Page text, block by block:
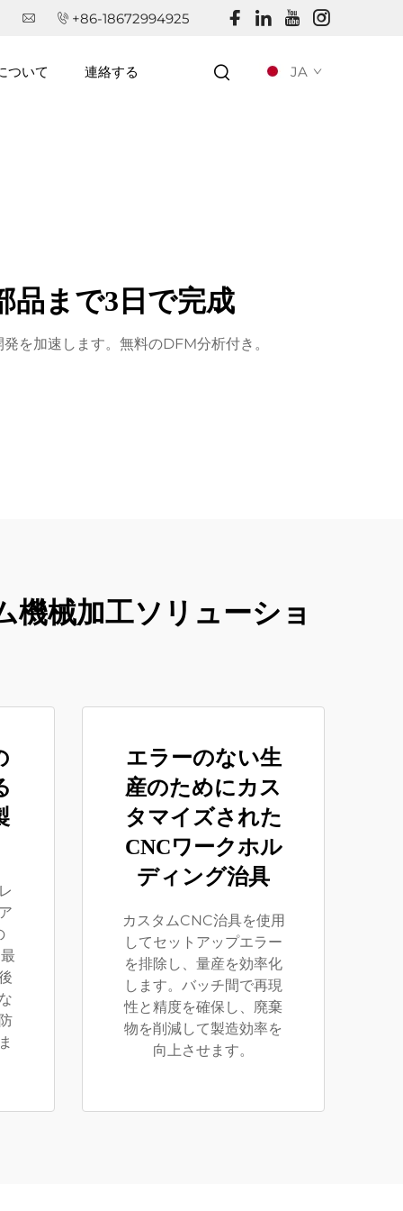
+86-18672994925
ついて 連絡する JA
品まで3日で完成
を加速します。無料のDFM分析付き。
機械加工ソリューショ
エラーのない生
産のためにカス
タマイズされた
CNCワークホル
ディング治具
カスタムCNC治具を使用
してセットアップエラー
を排除し、量産を効率化
します。バッチ間で再現
性と精度を確保し、廃棄
物を削減して製造効率を
向上させます。